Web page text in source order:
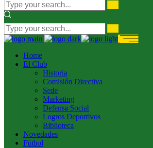
Home
El Club
Historia
Comisión Directiva
Sede
Marketing
Defensa Social
Logros Deportivos
Biblioteca
Novedades
Fútbol